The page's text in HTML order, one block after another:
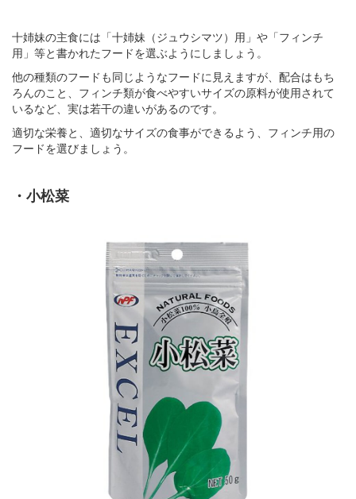
十姉妹の主食には「十姉妹（ジュウシマツ）用」や「フィンチ
用」等と書かれたフードを選ぶようにしましょう。
他の種類のフードも同じようなフードに見えますが、配合はもち
ろんのこと、フィンチ類が食べやすいサイズの原料が使用されて
いるなど、実は若干の違いがあるのです。
適切な栄養と、適切なサイズの食事ができるよう、フィンチ用の
フードを選びましょう。
・小松菜